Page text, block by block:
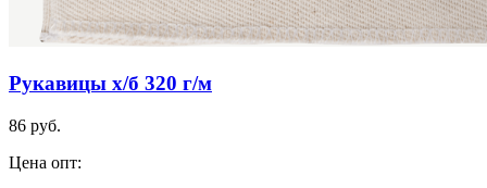
Рукавицы х/б 320 г/м
86 руб.
Цена опт: